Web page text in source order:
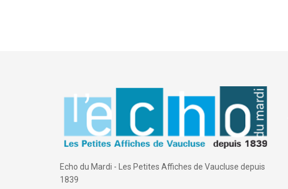
Echo du Mardi - Les Petites Affiches de Vaucluse depuis
1839